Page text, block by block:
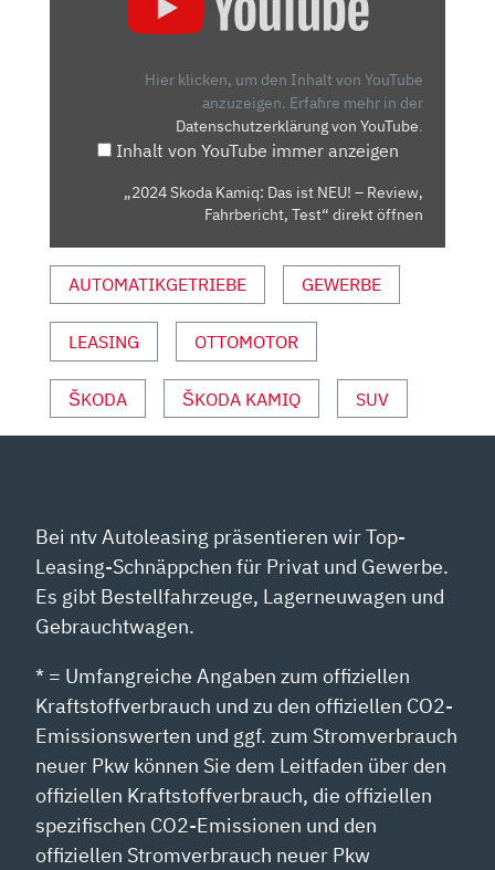
REVIEW,
FAHRBERICHT,
YOUTUBE
ANZEIGEN
Hier klicken, um den Inhalt von YouTube
anzuzeigen. Erfahre mehr in der
Datenschutzerklärung von YouTube.
Inhalt von YouTube immer anzeigen
„2024 Skoda Kamiq: Das ist NEU! – Review,
Fahrbericht, Test“ direkt öffnen
AUTOMATIKGETRIEBE GEWERBE
LEASING OTTOMOTOR
ŠKODA ŠKODA KAMIQ SUV
Bei ntv Autoleasing präsentieren wir Top-
Leasing-Schnäppchen für Privat und Gewerbe.
Es gibt Bestellfahrzeuge, Lagerneuwagen und
Gebrauchtwagen.
* = Umfangreiche Angaben zum offiziellen
Kraftstoffverbrauch und zu den offiziellen CO2-
Emissionswerten und ggf. zum Stromverbrauch
neuer Pkw können Sie dem Leitfaden über den
offiziellen Kraftstoffverbrauch, die offiziellen
spezifischen CO2-Emissionen und den
offiziellen Stromverbrauch neuer Pkw